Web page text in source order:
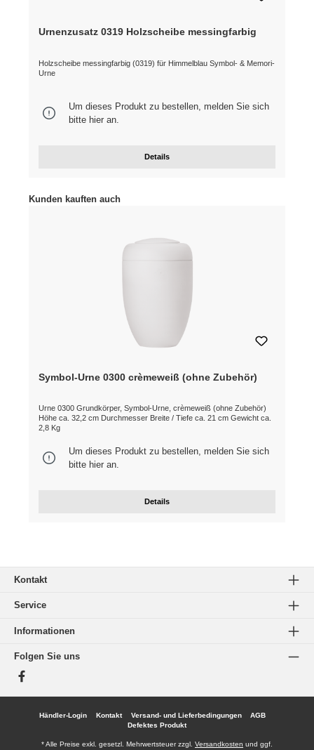
Urnenzusatz 0319 Holzscheibe messingfarbig
Holzscheibe messingfarbig (0319) für Himmelblau Symbol- & Memori-
Urne
Um dieses Produkt zu bestellen, melden Sie sich
bitte hieran.
Details
Produktgalerie überspringen
Kunden kauften auch
Symbol-Urne 0300 crèmeweiß (ohne Zubehör)
Urne 0300 Grundkörper, Symbol-Urne, crèmeweiß (ohne Zubehör)
Höhe ca. 32,2 cm Durchmesser Breite / Tiefe ca. 21 cm Gewicht ca.
Um dieses Produkt zu bestellen, melden Sie sich
bitte hieran.
Details
Kontakt
Service
Informationen
Folgen Sie uns
Facebook
Händler-Login Kontakt Versand- und Lieferbedingungen
AGB
Defektes Produkt
* Alle Preise exkl. gesetzl. Mehrwertsteuer zzgl. Versandkosten und ggf.